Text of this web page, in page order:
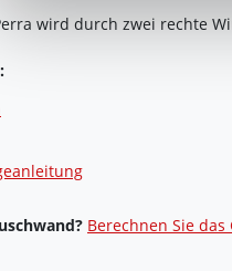
wird durch zwei rechte
Berechnen Sie das